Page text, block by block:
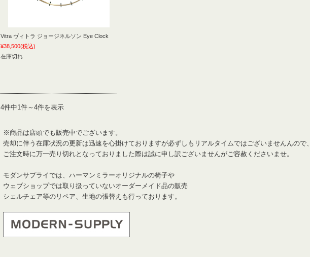
Vitra ヴィトラ ジョージネルソン Eye Clock
¥38,500(税込)
在庫切れ
4件中1件～4件を表示
※商品は店頭でも販売中でございます。
売却に伴う在庫状況の更新は迅速を心掛けておりますが必ずしもリアルタイムではございませんんので、
ご注文時に万一売り切れとなっておりました際は誠に申し訳ございませんがご容赦くださいませ。
モダンサプライでは、ハーマンミラーオリジナルの椅子や
ウェブショップでは取り扱っていないオーダーメイド品の販売
シェルチェア等のリペア、生地の張替えも行っております。